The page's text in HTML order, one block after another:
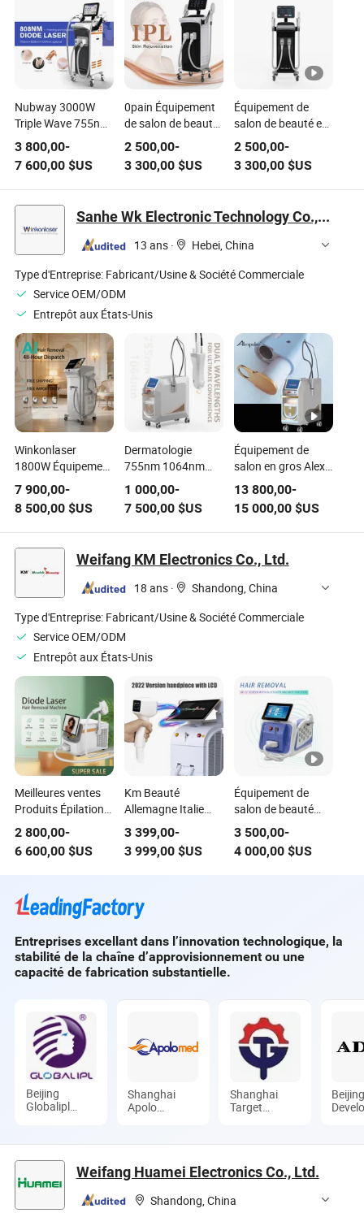
Nubway 3000W
Triple Wave 755nm
808nm 1064nm
Machine de retrait
de poils au laser à
diode saphir
Titanium Ice
Équipement de
beauté pour tous
les types de peau
3 800,00-
7 600,00 $US
0pain Équipement
de salon de beauté
multifonctionnel
gratuit en Chine,
appareil
professionnel de
poils à main IPL
multifonctionnel le
plus chaud avec
refroidissement
2 500,00-
3 300,00$US
Équipement de
salon de beauté en
gros, technologie
élevée,
multifonctions,
épilation IPL sans
équipement
personnel de salon
de beauté
2 500,00-
3 300,00$US
Sanhe Wk Electronic Technology Co., Ltd.
13 ans ·
Hebei, China
Type d'Entreprise: Fabricant/Usine & Société Commerciale
Service OEM/ODM
Entrepôt aux États-Unis
Winkonlaser
1800W Équipement
de suppression de
poils au laser à
diode haute
puissance 4 pour
les salons
7 900,00-
8 500,00 $US
Dermatologie
755nm 1064nm
Épilation au laser
Alexandrite sans
douleur
Équipement à long
1 000,00-
7 500,00$US
Équipement de
salon en gros Alex
755 Laser YAG
1064 Laser à
bougie 1064 Laser
Alexandrite à long
Épilation
13 800,00-
15 000,00$US
Weifang KM Electronics Co., Ltd.
18 ans ·
Shandong, China
Type d'Entreprise: Fabricant/Usine & Société Commerciale
Service OEM/ODM
Entrepôt aux États-Unis
Meilleures ventes
Produits Épilation
sans douleur
Équipement
esthétique laser
2 800,00-
6 600,00 $US
Km Beauté
Allemagne Italie
Utiliser 1600W
2000W 2400W
Machines de
808 1064
Équipement de
Dépilation au Laser
avec TUV CE RoHS
3 399,00-
3 999,00$US
Équipement de
salon de beauté
avec livraison
gratuite 2024
Meilleurs produits
3 500,00-
4 000,00$US
Entreprises excellant dans l’innovation technologique, la
stabilité de la chaîne d’approvisionnement ou une
capacité de fabrication substantielle.
Beijing
Globalipl
Shanghai
Apolo
Co., Ltd.
Shanghai
Target
Weifang Huamei Electronics Co., Ltd.
Shandong, China